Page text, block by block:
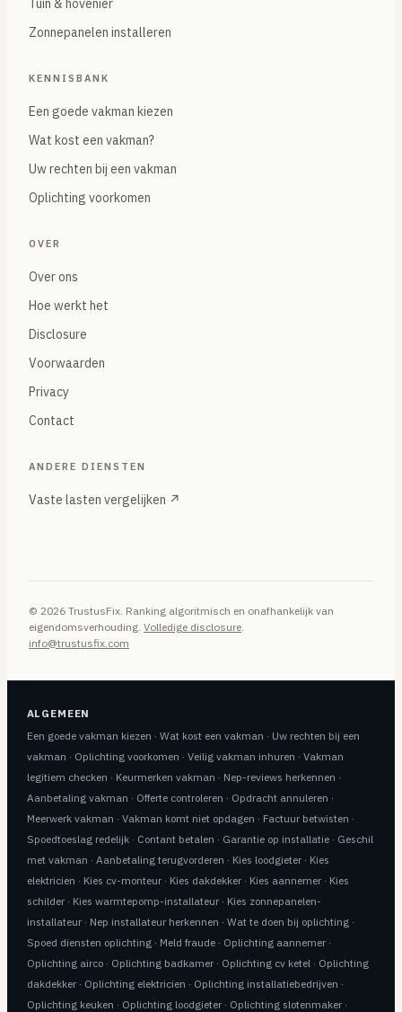
Tuin & hovenier
Zonnepanelen installeren
KENNISBANK
Een goede vakman kiezen
Wat kost een vakman?
Uw rechten bij een vakman
Oplichting voorkomen
OVER
Over ons
Hoe werkt het
Disclosure
Voorwaarden
Privacy
Contact
ANDERE DIENSTEN
Vaste lasten vergelijken ↗
© 2026 TrustusFix. Ranking algoritmisch en onafhankelijk van
eigendomsverhouding. Volledige disclosure
info@trustusfix.com
ALGEMEEN
Een goede vakman kiezen · Wat kost een vakman · Uw rechten bij een
vakman · Oplichting voorkomen · Veilig vakman inhuren · Vakman
legitiem checken · Keurmerken vakman · Nep-reviews herkennen ·
Aanbetaling vakman · Offerte controleren · Opdracht annuleren ·
Meerwerk vakman · Vakman komt niet opdagen · Factuur betwisten ·
Spoedtoeslag redelijk· Contant betalen · Garantie op installatie· Geschil
met vakman · Aanbetaling terugvorderen · Kies loodgieter· Kies
elektricien · Kies cv-monteur· Kies dakdekker· Kies aannemer· Kies
schilder· Kies warmtepomp-installateur· Kies zonnepanelen-
installateur· Nep installateur herkennen · Wat te doen bij oplichting·
Spoed diensten oplichting· Meld fraude· Oplichting aannemer·
Oplichting airco· Oplichting badkamer· Oplichting cv ketel · Oplichting
dakdekker· Oplichting elektricien · Oplichting installatiebedrijven ·
Oplichting keuken · Oplichting loodgieter· Oplichting slotenmaker·